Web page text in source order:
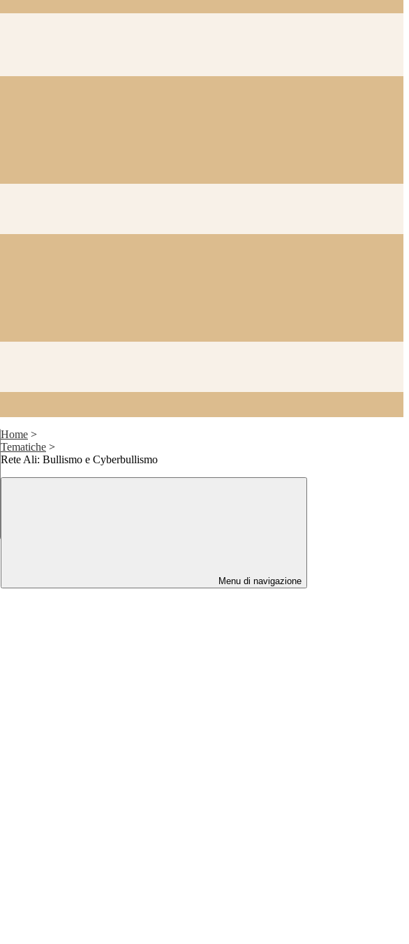
Home >
Tematiche >
Rete Ali: Bullismo e Cyberbullismo
Menu di navigazione